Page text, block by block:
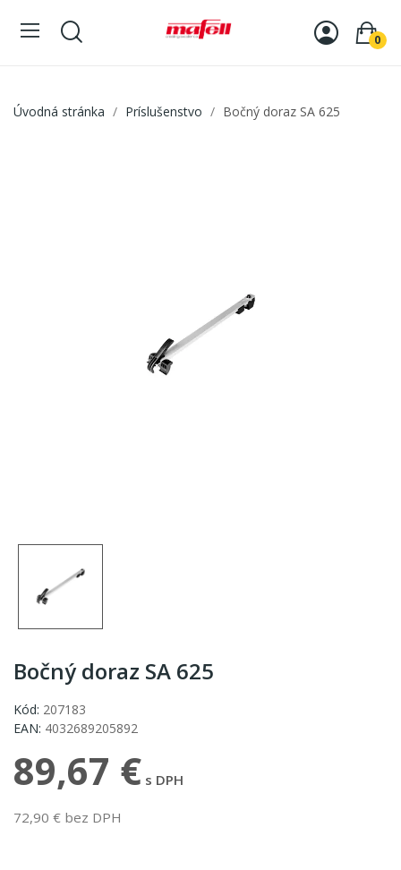
0
Úvodná stránka Príslušenstvo Bočný doraz SA 625
Bočný doraz SA 625
Kód: 207183
EAN: 4032689205892
89,67 € s DPH
72,90 € bez DPH